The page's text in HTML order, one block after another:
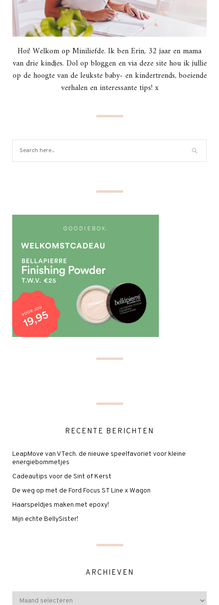
Hoi! Welkom op Miniliefde. Ik ben Erin, 32 jaar en mama
van drie kindjes. Dol op bloggen en via deze site hou ik jullie
op de hoogte van de leukste baby- en kindertrends, boeiende
verhalen en interessante tips! x
RECENTE BERICHTEN
LeapMove van VTech: de nieuwe speelfavoriet voor kleine
energiebommetjes
Cadeautips voor de Sint of Kerst
De weg op met de Ford Focus ST Line x Wagon
Haarspeldjes maken met epoxy!
Mijn echte BellySister!
ARCHIEVEN